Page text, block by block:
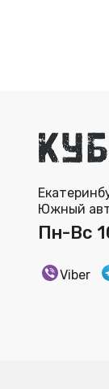
Южный
Пн-Вс
Viber